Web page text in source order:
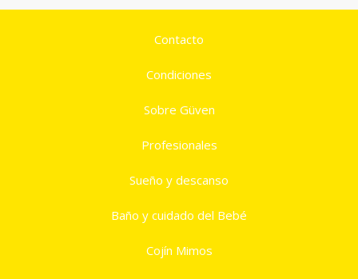
Contacto
Condiciones
Sobre Güven
Profesionales
Sueño y descanso
Baño y cuidado del Bebé
Cojín Mimos